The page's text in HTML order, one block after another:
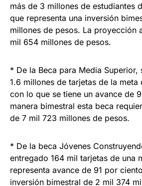
más de 3 millones de estudiantes
que representa una inversión
millones de pesos. La proyección
mil 654 millones de pesos.
* De la Beca para Media Superior,
1.6 millones de tarjetas de la meta
con lo que se tiene un avance de
manera bimestral esta beca
de 7 mil 723 millones de pesos.
* De la beca Jóvenes
entregado 164 mil tarjetas de una
representa avance de 91 por
inversión bimestral de 2 mil 374